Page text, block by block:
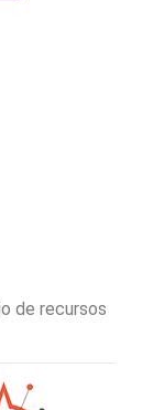
de recursos